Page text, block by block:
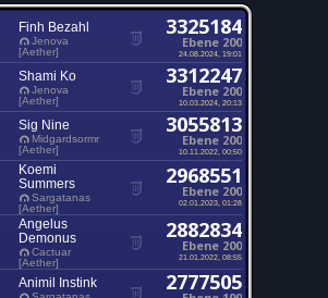
Finh Bezahl
Jenova
[Aether]
3325184
Ebene 200
24.08.2024, 19:01
Shami Ko
Jenova
[Aether]
3312247
Ebene 200
10.03.2024, 20:13
Sig Nine
Midgardsormr
[Aether]
3055813
Ebene 200
10.11.2022, 00:50
Koemi
Summers
Sargatanas
[Aether]
2968551
Ebene 200
02.01.2023, 01:28
Angelus
Demonus
Cactuar
[Aether]
2882834
Ebene 200
21.01.2022, 08:55
Animil Instink 2777505